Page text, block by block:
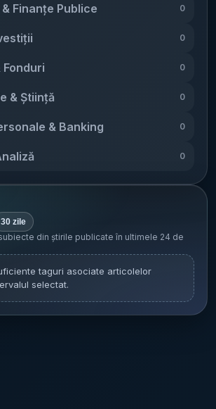
Finanțe Publice 0
0
Fonduri 0
& Știință 0
& Banking 0
0
30 zile
din știrile publicate în ultimele 24 de
taguri asociate articolelor
selectat.